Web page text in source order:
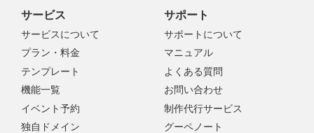
サービス
サービスについて
プラン・料金
テンプレート
機能一覧
イベント予約
独自ドメイン
サポート
サポートについて
マニュアル
よくある質問
お問い合わせ
制作代行サービス
グーペノート